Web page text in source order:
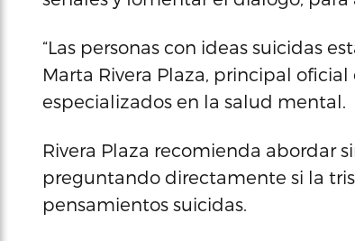
“Las personas con ideas suicidas
Marta Rivera Plaza, principal
especializados en la salud mental.
Rivera Plaza recomienda abordar
preguntando directamente si la
pensamientos suicidas.